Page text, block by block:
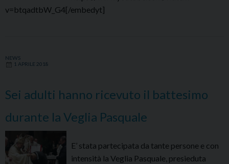
v=btqadtbW_G4[/embedyt]
NEWS
1 APRILE 2018
Sei adulti hanno ricevuto il battesimo
durante la Veglia Pasquale
E’ stata partecipata da tante persone e con
intensità la Veglia Pasquale, presieduta